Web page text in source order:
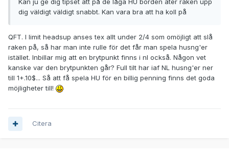
Kan ju ge dig tipset att på de låga HU borden äter raken upp
dig väldigt väldigt snabbt. Kan vara bra att ha koll på
QFT. I limit headsup anses tex allt under 2/4 som omöjligt att slå
raken på, så har man inte rulle för det får man spela husng'er
istället. Inbillar mig att en brytpunkt finns i nl också. Någon vet
kanske var den brytpunkten går? Full tilt har iaf NL husng'er ner
till 1+.10$... Så att få spela HU för en billig penning finns det goda
möjligheter till!
Citera